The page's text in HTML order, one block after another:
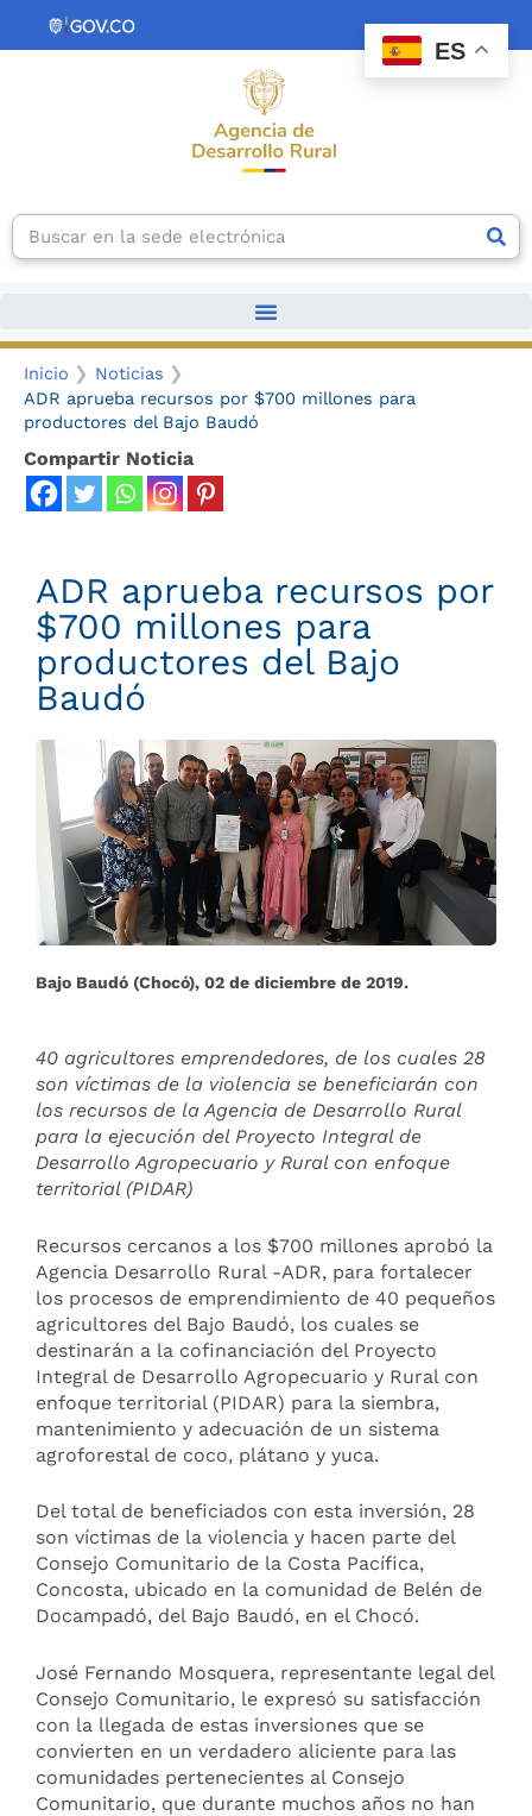
contenido
Search
Inicio
Noticias
ADR aprueba recursos por $700 millones para
productores del Bajo Baudó
Compartir Noticia
ADR aprueba recursos por
$700 millones para
productores del Bajo
Baudó
Bajo Baudó (Chocó), 02 de diciembre de 2019.
40 agricultores emprendedores, de los cuales 28
son víctimas de la violencia se beneficiarán con
los recursos de la Agencia de Desarrollo Rural
para la ejecución del Proyecto Integral de
Desarrollo Agropecuario y Rural con enfoque
territorial (PIDAR)
Recursos cercanos a los $700 millones aprobó la
Agencia Desarrollo Rural -ADR, para fortalecer
los procesos de emprendimiento de 40 pequeños
agricultores del Bajo Baudó, los cuales se
destinarán a la cofinanciación del Proyecto
Integral de Desarrollo Agropecuario y Rural con
enfoque territorial (PIDAR) para la siembra,
mantenimiento y adecuación de un sistema
agroforestal de coco, plátano y yuca.
Del total de beneficiados con esta inversión, 28
son víctimas de la violencia y hacen parte del
Consejo Comunitario de la Costa Pacífica,
Concosta, ubicado en la comunidad de Belén de
Docampadó, del Bajo Baudó, en el Chocó.
José Fernando Mosquera, representante legal del
Consejo Comunitario, le expresó su satisfacción
con la llegada de estas inversiones que se
convierten en un verdadero aliciente para las
comunidades pertenecientes al Consejo
Comunitario, que durante muchos años no han
ES